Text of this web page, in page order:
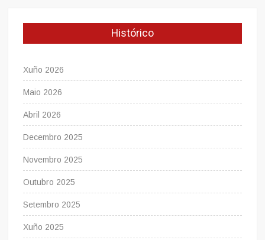
Histórico
Xuño 2026
Maio 2026
Abril 2026
Decembro 2025
Novembro 2025
Outubro 2025
Setembro 2025
Xuño 2025